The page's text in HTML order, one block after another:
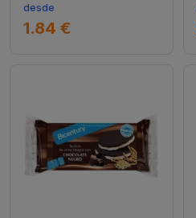
desde
1.84 €